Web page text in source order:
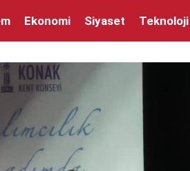
Ekonomi Siyaset Teknoloji